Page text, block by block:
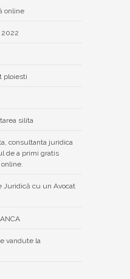
online
2022
ploiesti
silita
consultanta juridica
de a primi gratis
Juridică cu un Avocat
vandute la